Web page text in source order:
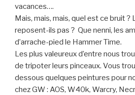
vacances….
Mais, mais, mais, quel est ce bruit
reposent-ils pas ? Que nenni, les
d’arrache-pied le Hammer Time.
Les plus valeureux d’entre nous
de tripoter leurs pinceaux. Vous
dessous quelques peintures pour
chez GW : AOS, W40k, Warcry,